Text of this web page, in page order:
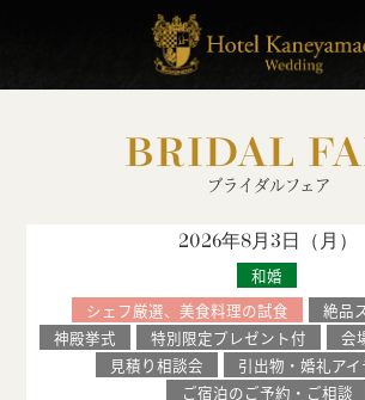
BRIDAL
ブライダルフェア
2026年8月3日（月 ）
和婚
シェフ厳選、美食料理の試食
絶品
神殿挙式
特別限定プレゼント付
会
見積り相談会
引出物・婚礼ア
ご宿泊のご予約・ご相談